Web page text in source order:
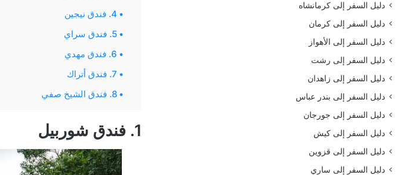
4. فندق نيجين
5. فندق سراي
6. فندق مهدي
7. فندق أتراك
8. فندق الشيخ صفي
1. فندق شوربيل
دليل السفر إلى كرمانشاه
دليل السفر إلى كرمان
دليل السفر إلى الأهواز
دليل السفر إلى رشت
دليل السفر إلى زاهدان
دليل السفر إلى بندر عباس
دليل السفر إلى جورجان
دليل السفر إلى كيش
دليل السفر إلى قزوين
دليل السفر إلى ساري